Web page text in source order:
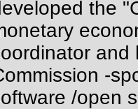
the
and
-
/open